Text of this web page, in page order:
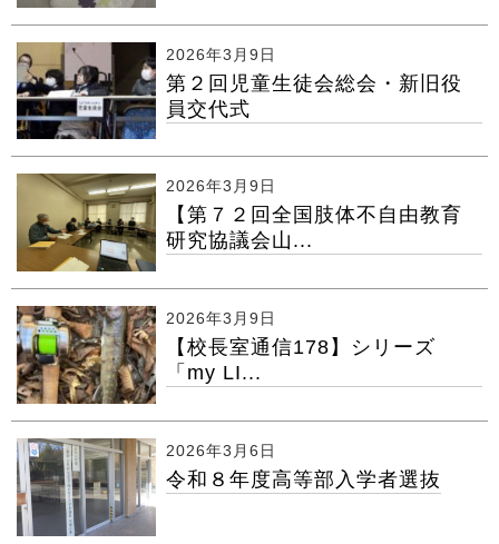
2026年3月9日
第２回児童生徒会総会・新旧役
員交代式
2026年3月9日
【第７２回全国肢体不自由教育
研究協議会山...
2026年3月9日
【校長室通信178】シリーズ
「my LI...
2026年3月6日
令和８年度高等部入学者選抜